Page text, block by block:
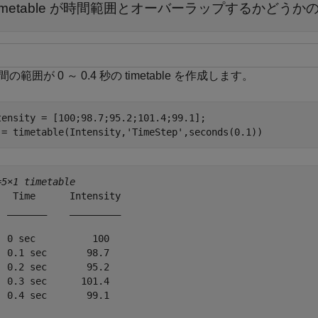
が時間範囲とオーバーラップするかどうか
の範囲が 0 ～ 0.4 秒の timetable を作成します。
= [100;98.7;95.2;101.4;99.1];
= timetable(Intensity, 'TimeStep' ,seconds(0.1))
5×1 timetable
Time      Intensity
0 sec          100
0.1 sec       98.7
0.2 sec       95.2
0.3 sec      101.4
0.4 sec       99.1